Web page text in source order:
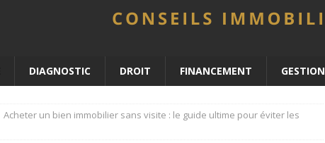
DIAGNOSTIC DROIT FINANCEMENT GESTION
Acheter un bien immobilier sans visite : le guide ultime pour éviter les